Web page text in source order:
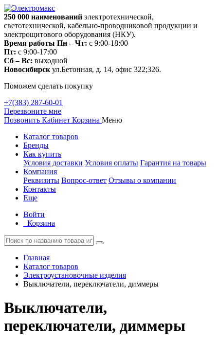
250 000 наименований электротехнической,
светотехнической, кабельно-проводниковой продукции и
электрощитового оборудования (НКУ).
Время работы Пн – Чт: с 9:00-18:00
Пт: с 9:00-17:00
Сб – Вс: выходной
Новосибирск ул.Бетонная, д. 14, офис 322;326.
Поможем сделать покупку
+7(383) 287-60-01
Перезвоните мне
Позвонить Кабинет Корзина Меню
Каталог товаров
Бренды
Как купить
Условия доставки Условия оплаты Гарантия на товары
Компания
Реквизиты Вопрос-ответ Отзывы о компании
Контакты
Еще
Войти
Корзина
Главная
Каталог товаров
Электроустановочные изделия
Выключатели, переключатели, диммеры
Выключатели,
переключатели, диммеры